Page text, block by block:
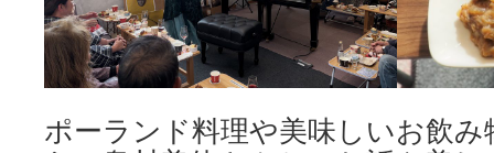
ポーランド料理や美味しいお飲